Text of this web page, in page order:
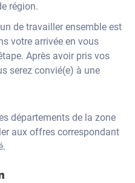
région.
de travailler ensemble est
votre arrivée en vous
Après avoir pris vos
serez convié(e) à une
départements de la zone
aux offres correspondant